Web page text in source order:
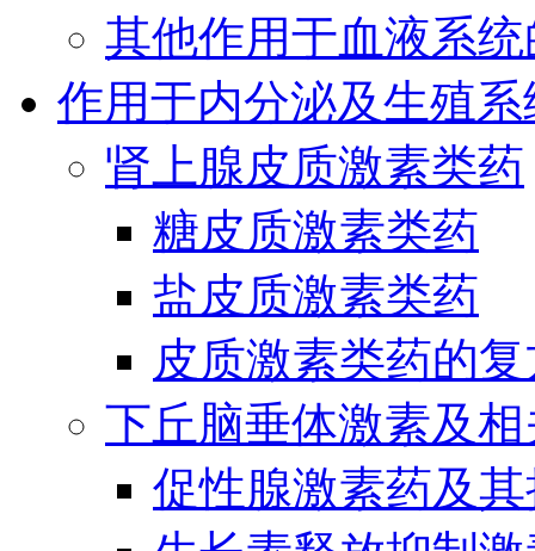
其他作用于血液系
作用于内分泌及生殖
肾上腺皮质激素类药
糖皮质激素类药
盐皮质激素类药
皮质激素类药的
下丘脑垂体激素及
促性腺激素药及